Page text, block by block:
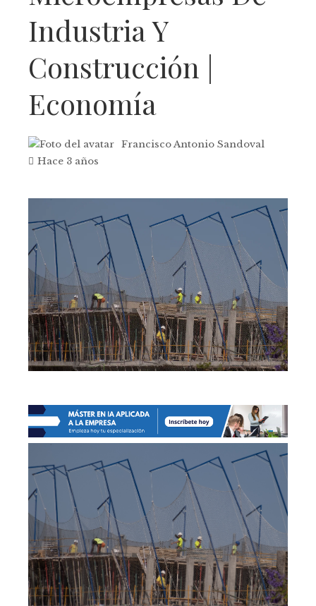
Industria Y
Construcción |
Economía
Francisco Antonio Sandoval
Hace 3 años